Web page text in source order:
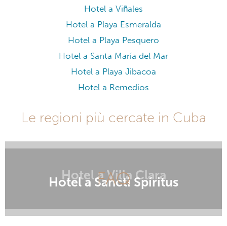
Hotel a Viñales
Hotel a Playa Esmeralda
Hotel a Playa Pesquero
Hotel a Santa María del Mar
Hotel a Playa Jibacoa
Hotel a Remedios
Le regioni più cercate in Cuba
Hotel a Villa Clara
Hotel a Sancti Spíritus
FAQ